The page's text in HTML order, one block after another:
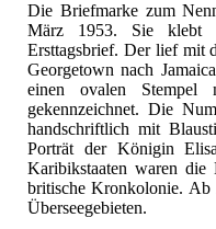
Die Briefmarke zum
März 1953. Sie klebt
Ersttagsbrief. Der lief mit
Georgetown nach
einen ovalen Stempel
gekennzeichnet. Die
handschriftlich mit
Porträt der Königin
Karibikstaaten waren die
britische Kronkolonie. Ab
Überseegebieten.